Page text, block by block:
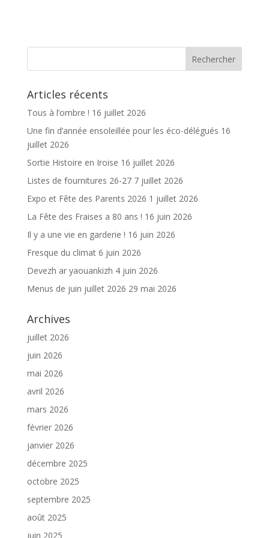
b
k
er l g
Articles récents
Tous à l’ombre ! 16 juillet 2026
Une fin d’année ensoleillée pour les éco-délégués 16
juillet 2026
Sortie Histoire en Iroise 16 juillet 2026
Listes de fournitures 26-27 7 juillet 2026
Expo et Fête des Parents 2026 1 juillet 2026
La Fête des Fraises a 80 ans ! 16 juin 2026
Il y a une vie en garderie ! 16 juin 2026
Fresque du climat 6 juin 2026
Devezh ar yaouankizh 4 juin 2026
Menus de juin juillet 2026 29 mai 2026
Archives
juillet 2026
juin 2026
mai 2026
avril 2026
mars 2026
février 2026
janvier 2026
décembre 2025
octobre 2025
septembre 2025
août 2025
juin 2025